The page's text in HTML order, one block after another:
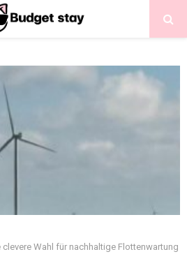
clevere Wahl für nachhaltige Flottenwartung